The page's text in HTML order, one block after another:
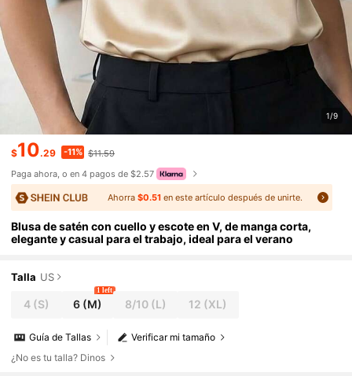
1/9
$10.29 -11% $11.59
Paga ahora, o en 4 pagos de $2.57
Ahorra $0.51en este artículo después de unirte.
Blusa de satén con cuello y escote en V, de manga corta,
elegante y casual para el trabajo, ideal para el verano
Talla US
4 (S) 6 (M)
1 left
8/10(L) 12 (XL)
Verificar mi tamaño
Guía de Tallas
¿No es tu talla? Dinos